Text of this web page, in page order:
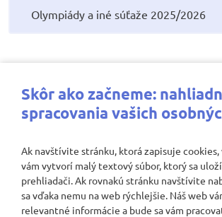
Olympiády a iné súťaže 2025/2026
Najbližšie
Nenašli sa žiadne záznamy
Skôr ako začneme:
spracovania vašich
Ak navštívite stránku, ktorá zapisuje cookies,
vám vytvorí malý textový súbor, ktorý sa
prehliadači. Ak rovnakú stránku navštívite
sa vďaka nemu na web rýchlejšie. Náš web
relevantné informácie a bude sa vám